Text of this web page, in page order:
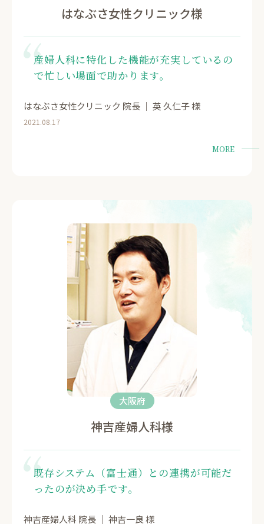
はなぶさ女性クリニック様
産婦人科に特化した機能が充実しているの
で忙しい場面で助かります。
はなぶさ女性クリニック 院長 ｜ 英 久仁子 様
2021.08.17
MORE
大阪府
神吉産婦人科様
既存システム（富士通）との連携が可能だ
ったのが決め手です。
神吉産婦人科 院長 ｜ 神吉一良 様